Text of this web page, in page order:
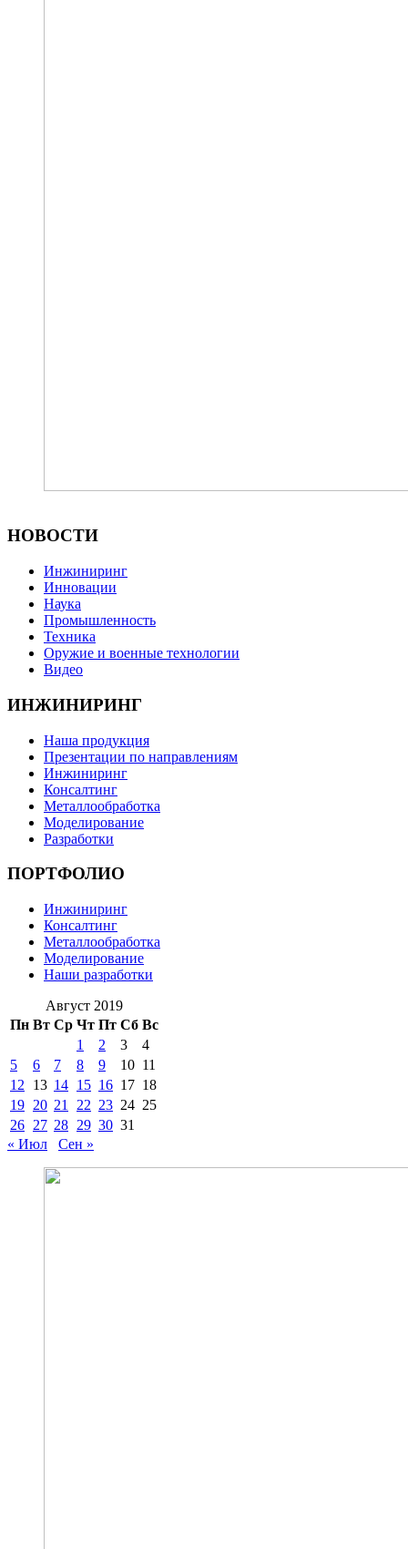
НОВОСТИ
Инжиниринг
Инновации
Наука
Промышленность
Техника
Оружие и военные технологии
Видео
ИНЖИНИРИНГ
Наша продукция
Презентации по направлениям
Инжиниринг
Консалтинг
Металлообработка
Моделирование
Разработки
ПОРТФОЛИО
Инжиниринг
Консалтинг
Металлообработка
Моделирование
Наши разработки
Август 2019
Пн Вт Ср Чт Пт Сб Вс
1
2 3
4
5
6 7 8 9 10 11
12
13 14 15 16 17 18
19 20 21 22 23 24 25
26 27 28 29 30 31
« Июл
Сен »